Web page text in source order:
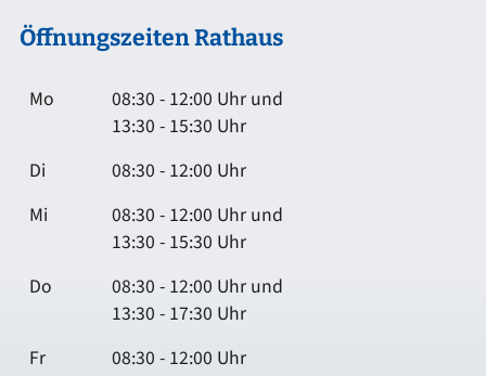
Öffnungszeiten Rathaus
Mo
08:30 - 12:00 Uhr und
13:30 - 15:30 Uhr
Di
08:30 - 12:00 Uhr
Mi
08:30 - 12:00 Uhr und
13:30 - 15:30 Uhr
Do
08:30 - 12:00 Uhr und
13:30 - 17:30 Uhr
Fr
08:30 - 12:00 Uhr